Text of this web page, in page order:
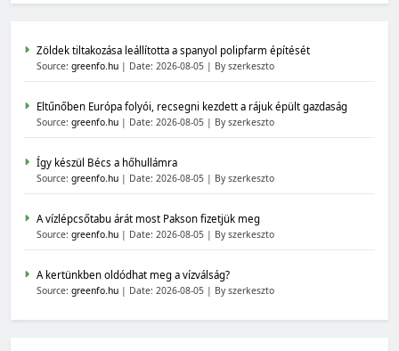
Zöldek tiltakozása leállította a spanyol polipfarm építését
Source: greenfo.hu Date: 2026-08-05 By szerkeszto
Eltűnőben Európa folyói, recsegni kezdett a rájuk épült gazdaság
Source: greenfo.hu Date: 2026-08-05 By szerkeszto
Így készül Bécs a hőhullámra
Source: greenfo.hu Date: 2026-08-05 By szerkeszto
A vízlépcsőtabu árát most Pakson fizetjük meg
Source: greenfo.hu Date: 2026-08-05 By szerkeszto
A kertünkben oldódhat meg a vízválság?
Source: greenfo.hu Date: 2026-08-05 By szerkeszto